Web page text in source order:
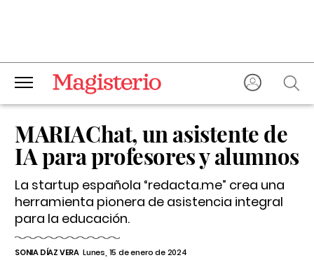
MARIAChat, un asistente de
IA para profesores y alumnos
La startup española “redacta.me” crea una
herramienta pionera de asistencia integral
para la educación.
SONIA DÍAZ VERA Lunes, 15 de enero de 2024